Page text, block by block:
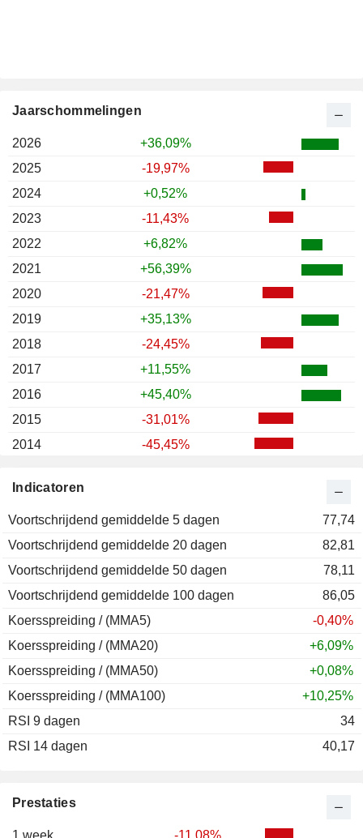
Prestaties
1 week -11,08%
Indicatoren
Voortschrijdend gemiddelde 5 dagen
77,74
Voortschrijdend gemiddelde 20 dagen
82,81
Voortschrijdend gemiddelde 50 dagen
78,11
Voortschrijdend gemiddelde 100 dagen
86,05
Koersspreiding / (MMA5)
-0,40%
Koersspreiding / (MMA20)
+6,09%
Koersspreiding / (MMA50)
+0,08%
Koersspreiding / (MMA100)
+10,25%
RSI 9 dagen
34
RSI 14 dagen
40,17
Jaarschommelingen
2026
+36,09%
2025
-19,97%
2024
+0,52%
2023
-11,43%
2022
+6,82%
2021
+56,39%
2020
-21,47%
2019
+35,13%
2018
-24,45%
2017
+11,55%
2016
+45,40%
2015
-31,01%
2014
-45,45%
2012
2011
+8,15%
2010
+15,15%
2009
+77,94%
2008
-53,53%
2007
+57,22%
2006
+0,02%
2005
+40,48%
2004
+33,61%
2003
2002
2000